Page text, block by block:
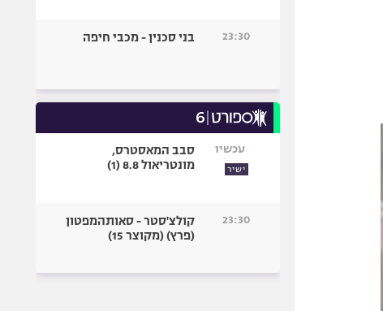
23:30 בני סכנין - מכבי חיפה
עכשיו
ישיר
סבב המאסטרס,
מונטריאול 8.8 (1)
23:30
קולצ'סטר - סאותהמפטון
(פרץ) (מקוצר 15)